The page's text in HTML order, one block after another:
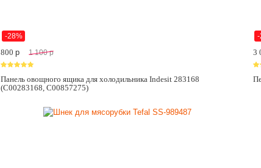
-28%
800 p 1 100 p
Панель овощного ящика для холодильника Indesit 283168
(C00283168, C00857275)
3